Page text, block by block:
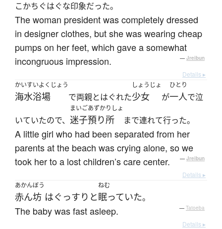
こかちぐはぐな印象だった。
The woman president was completely dressed
in designer clothes, but she was wearing cheap
pumps on her feet, which gave a somewhat
incongruous impression.
— Jreibun
Details ▸
かいすいよくじょう
海水浴場 で両親とはぐれた
しょうじょ
少女 が
ひとり
一人で泣
いていたので、
まいご
迷子
あずかりしょ
預り所 まで連れて行った。
A little girl who had been separated from her
parents at the beach was crying alone, so we
took her to a lost children’s care center.
— Jreibun
Details ▸
あかんぼう
赤ん坊 はぐっすりと
ねむ
眠っていた。
The baby was fast asleep. — Tatoeba
Details ▸